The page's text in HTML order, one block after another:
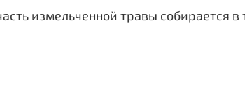
измельченной травы собирается